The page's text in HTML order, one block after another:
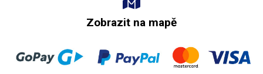
Zobrazit na mapě